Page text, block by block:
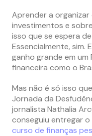
Aprender a
investimentos e
isso que se espera
Essencialmente, sim.
ganho grande em um
financeira como o
Mas não é só isso
Jornada da
jornalista Nathalia
conseguiu entregar o
curso de finanças